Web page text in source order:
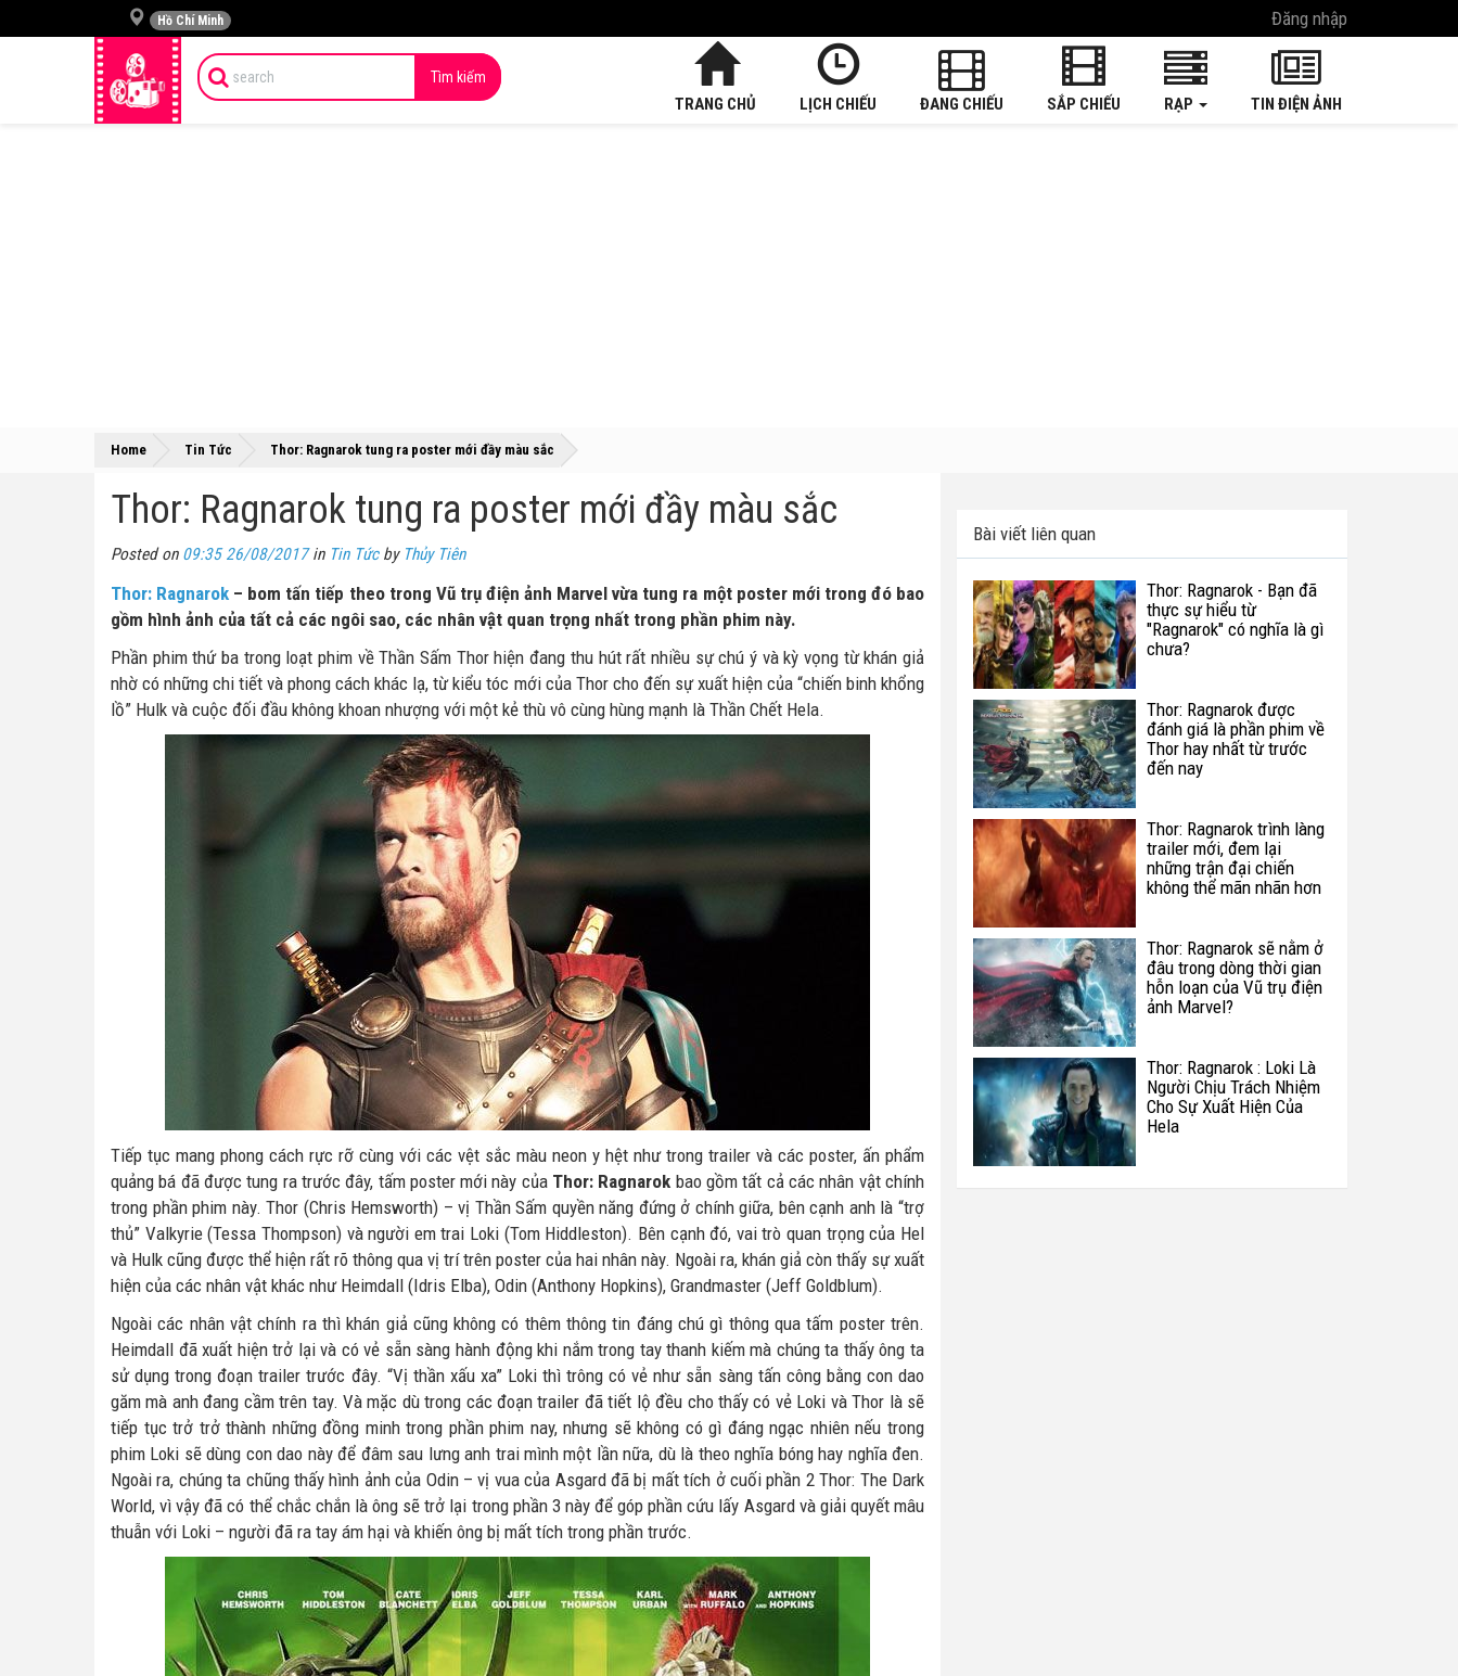
Hồ Chí Minh Đăng nhập
Tìm kiếm
TRANG CHỦ LỊCH CHIẾU ĐANG CHIẾU SẮP CHIẾU RẠP TIN ĐIỆN ẢNH
Home »
Tin Tức »
Thor: Ragnarok tung ra poster mới đầy màu sắc
Thor: Ragnarok tung ra poster mới đầy màu sắc
Posted on 09:35 26/08/2017in Tin Tứcby Thủy Tiên
Thor: Ragnarok – bom tấn tiếp theo trong Vũ trụ điện ảnh Marvel vừa tung ra một poster mới trong đó bao
gồm hình ảnh của tất cả các ngôi sao, các nhân vật quan trọng nhất trong phần phim này.
Phần phim thứ ba trong loạt phim về Thần Sấm Thor hiện đang thu hút rất nhiều sự chú ý và kỳ vọng từ khán giả
nhờ có những chi tiết và phong cách khác lạ, từ kiểu tóc mới của Thor cho đến sự xuất hiện của “chiến binh khổng
lồ” Hulk và cuộc đối đầu không khoan nhượng với một kẻ thù vô cùng hùng mạnh là Thần Chết Hela.
Tiếp tục mang phong cách rực rỡ cùng với các vệt sắc màu neon y hệt như trong trailer và các poster, ấn phẩm
quảng bá đã được tung ra trước đây, tấm poster mới này của Thor: Ragnarok bao gồm tất cả các nhân vật chính
trong phần phim này. Thor (Chris Hemsworth) – vị Thần Sấm quyền năng đứng ở chính giữa, bên cạnh anh là “trợ
thủ” Valkyrie (Tessa Thompson) và người em trai Loki (Tom Hiddleston). Bên cạnh đó, vai trò quan trọng của Hel
và Hulk cũng được thể hiện rất rõ thông qua vị trí trên poster của hai nhân này. Ngoài ra, khán giả còn thấy sự xuất
hiện của các nhân vật khác như Heimdall (Idris Elba), Odin (Anthony Hopkins), Grandmaster (Jeff Goldblum).
Ngoài các nhân vật chính ra thì khán giả cũng không có thêm thông tin đáng chú gì thông qua tấm poster trên.
Heimdall đã xuất hiện trở lại và có vẻ sẵn sàng hành động khi nắm trong tay thanh kiếm mà chúng ta thấy ông ta
sử dụng trong đoạn trailer trước đây. “Vị thần xấu xa” Loki thì trông có vẻ như sẵn sàng tấn công bằng con dao
găm mà anh đang cầm trên tay. Và mặc dù trong các đoạn trailer đã tiết lộ đều cho thấy có vẻ Loki và Thor là sẽ
tiếp tục trở trở thành những đồng minh trong phần phim nay, nhưng sẽ không có gì đáng ngạc nhiên nếu trong
phim Loki sẽ dùng con dao này để đâm sau lưng anh trai mình một lần nữa, dù là theo nghĩa bóng hay nghĩa đen.
Ngoài ra, chúng ta chũng thấy hình ảnh của Odin – vị vua của Asgard đã bị mất tích ở cuối phần 2 Thor: The Dark
World, vì vậy đã có thể chắc chắn là ông sẽ trở lại trong phần 3 này để góp phần cứu lấy Asgard và giải quyết mâu
thuẫn với Loki – người đã ra tay ám hại và khiến ông bị mất tích trong phần trước.
Bài viết liên quan
Thor: Ragnarok - Bạn đã
thực sự hiểu từ
"Ragnarok" có nghĩa là gì
chưa?
Thor: Ragnarok được
đánh giá là phần phim về
Thor hay nhất từ trước
đến nay
Thor: Ragnarok trình làng
trailer mới, đem lại
những trận đại chiến
không thể mãn nhãn hơn
Thor: Ragnarok sẽ nằm ở
đâu trong dòng thời gian
hỗn loạn của Vũ trụ điện
ảnh Marvel?
Thor: Ragnarok : Loki Là
Người Chịu Trách Nhiệm
Cho Sự Xuất Hiện Của
Hela